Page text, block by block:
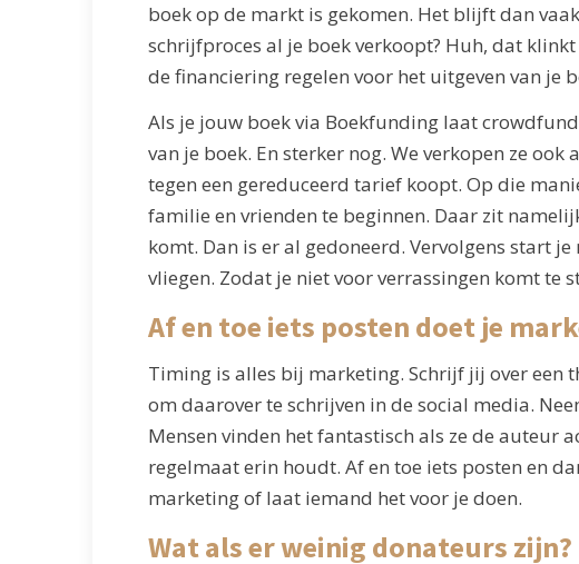
boek op de markt is gekomen. Het blijft dan
schrijfproces al je boek verkoopt? Huh, dat
de financiering regelen voor het uitgeven van je
Als je jouw boek via Boekfunding laat
van je boek. En sterker nog. We verkopen ze
tegen een gereduceerd tarief koopt. Op die
familie en vrienden te beginnen. Daar zit
komt. Dan is er al gedoneerd. Vervolgens start
vliegen. Zodat je niet voor verrassingen komt
Af en toe iets posten doet je
Timing is alles bij marketing. Schrijf jij over een
om daarover te schrijven in de social media.
Mensen vinden het fantastisch als ze de auteur
regelmaat erin houdt. Af en toe iets posten en
marketing of laat iemand het voor je doen.
Wat als er weinig donateurs zijn?